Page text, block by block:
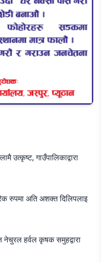
उत्कृष्ट, गाउँपालिकाद्वारा
रुपमा अति अशक्त दिलिपलाइ
नेचुरल हर्वल कृषक समुहद्वारा